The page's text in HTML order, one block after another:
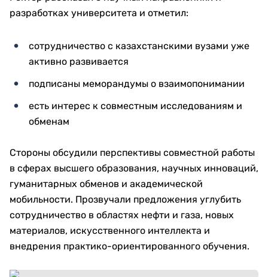
разработках университета и отметил:
сотрудничество с казахстанскими вузами уже
активно развивается
подписаны меморандумы о взаимопонимании
есть интерес к совместным исследованиям и
обменам
Стороны обсудили перспективы совместной работы
в сферах высшего образования, научных инноваций,
гуманитарных обменов и академической
мобильности. Прозвучали предложения углубить
сотрудничество в областях нефти и газа, новых
материалов, искусственного интеллекта и
внедрения практико-ориентированного обучения.